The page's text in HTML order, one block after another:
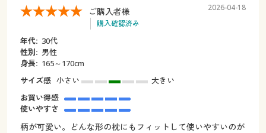
ご購入者様
購入確認済み
2026-04-18
年代: 30代
性別: 男性
身長: 165～170cm
サイズ感 小さい
大きい
お買い得感
使いやすさ
柄が可愛い。どんな形の枕にもフィットして使いやすいのが